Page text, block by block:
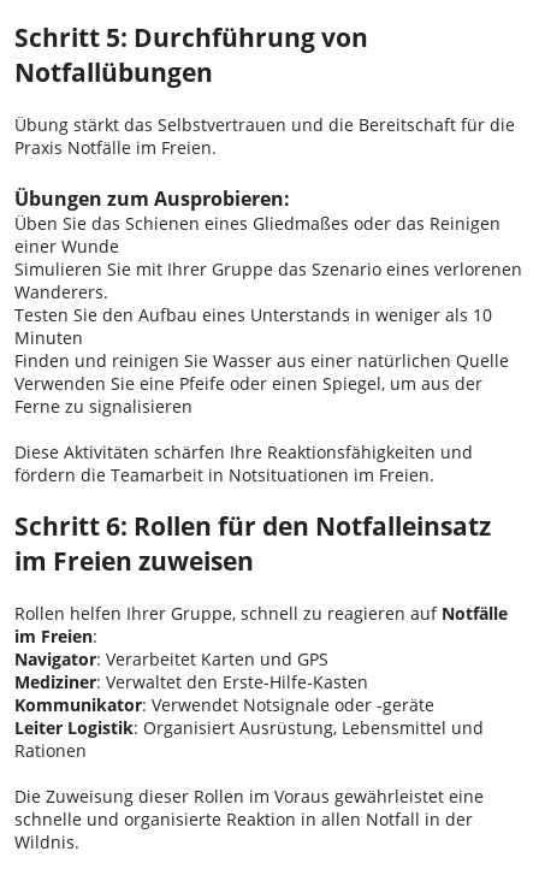
Schritt 5: Durchführung von
Notfallübungen
Übung stärkt das Selbstvertrauen und die Bereitschaft für die
Praxis Notfälle im Freien.
Übungen zum Ausprobieren:
Üben Sie das Schienen eines Gliedmaßes oder das Reinigen
einer Wunde
Simulieren Sie mit Ihrer Gruppe das Szenario eines verlorenen
Wanderers.
Testen Sie den Aufbau eines Unterstands in weniger als 10
Minuten
Finden und reinigen Sie Wasser aus einer natürlichen Quelle
Verwenden Sie eine Pfeife oder einen Spiegel, um aus der
Ferne zu signalisieren
Diese Aktivitäten schärfen Ihre Reaktionsfähigkeiten und
fördern die Teamarbeit in Notsituationen im Freien.
Schritt 6: Rollen für den Notfalleinsatz
im Freien zuweisen
Rollen helfen Ihrer Gruppe, schnell zu reagieren auf Notfälle
im Freien:
Navigator: Verarbeitet Karten und GPS
Mediziner: Verwaltet den Erste-Hilfe-Kasten
Kommunikator: Verwendet Notsignale oder -geräte
Leiter Logistik: Organisiert Ausrüstung, Lebensmittel und
Rationen
Die Zuweisung dieser Rollen im Voraus gewährleistet eine
schnelle und organisierte Reaktion in allen Notfall in der
Wildnis.